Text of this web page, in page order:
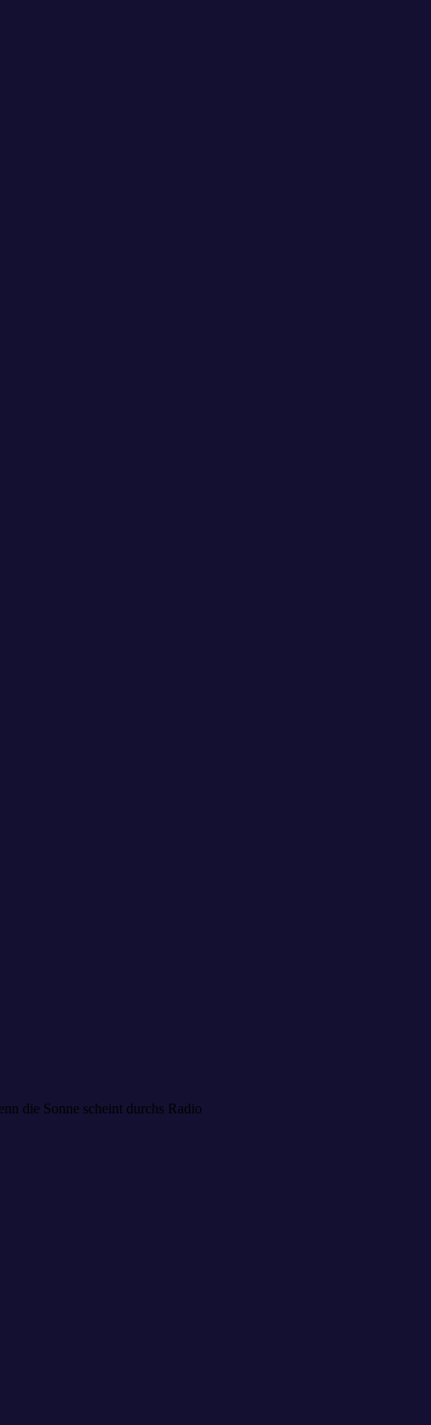
die Sonne scheint durchs Radio